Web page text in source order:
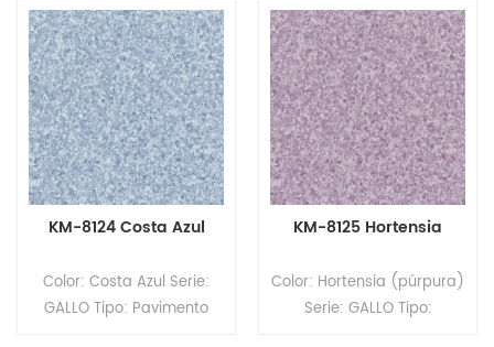
2,0 mm (espesor) x 2,0 m
(ancho) x 20 m (largo).
Superficie: revestimiento
PUR
2,0 mm (espesor) x 2,0 m
(ancho) x 20 m (largo).
Superficie: revestimiento
PUR
KM-8124 Costa Azul
Color: Costa Azul Serie:
GALLO Tipo: Pavimento
KM-8125 Hortensia
Color: Hortensia (púrpura)
Serie: GALLO Tipo: